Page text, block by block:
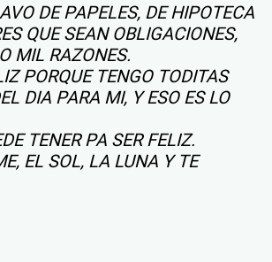
DE PAPELES, DE HIPOTECA
QUE SEAN OBLIGACIONES,
MIL RAZONES.
PORQUE TENGO TODITAS
DIA PARA MI, Y ESO ES LO
TENER PA SER FELIZ.
EL SOL, LA LUNA Y TE